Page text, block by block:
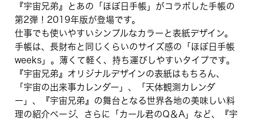
『宇宙兄弟』とあの「ほぼ日手帳」がコラボした手帳の
第2弾！2019年版が登場です。
仕事でも使いやすいシンプルなカラーと表紙デザイン。
手帳は、長財布と同じくらいのサイズ感の「ほぼ日手帳
weeks」。薄くて軽く、持ち運びしやすいタイプです。
『宇宙兄弟』オリジナルデザインの表紙はもちろん、
「宇宙の出来事カレンダー」、「天体観測カレンダ
ー」、『宇宙兄弟』の舞台となる世界各地の美味しい料
理の紹介ページ、さらに「カール君のQ＆A」など、『宇